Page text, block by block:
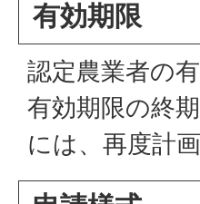
有効期限
認定農業者の
有効期限の終
には、再度計